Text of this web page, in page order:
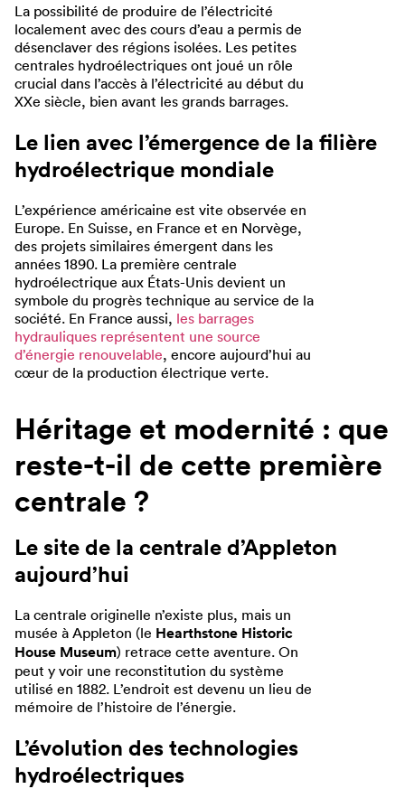
La possibilité de produire de l’électricité
localement avec des cours d’eau a permis de
désenclaver des régions isolées. Les petites
centrales hydroélectriques ont joué un rôle
crucial dans l’accès à l’électricité au début du
XXe siècle, bien avant les grands barrages.
Le lien avec l’émergence de la filière
hydroélectrique mondiale
L’expérience américaine est vite observée en
Europe. En Suisse, en France et en Norvège,
des projets similaires émergent dans les
années 1890. La première centrale
hydroélectrique aux États-Unis devient un
symbole du progrès technique au service de la
société. En France aussi, les barrages
hydrauliques représentent une source
d’énergie renouvelable, encore aujourd’hui au
cœur de la production électrique verte.
Héritage et modernité : que
reste-t-il de cette première
centrale ?
Le site de la centrale d’Appleton
aujourd’hui
La centrale originelle n’existe plus, mais un
musée à Appleton (le Hearthstone Historic
House Museum) retrace cette aventure. On
peut y voir une reconstitution du système
utilisé en 1882. L’endroit est devenu un lieu de
mémoire de l’histoire de l’énergie.
L’évolution des technologies
hydroélectriques